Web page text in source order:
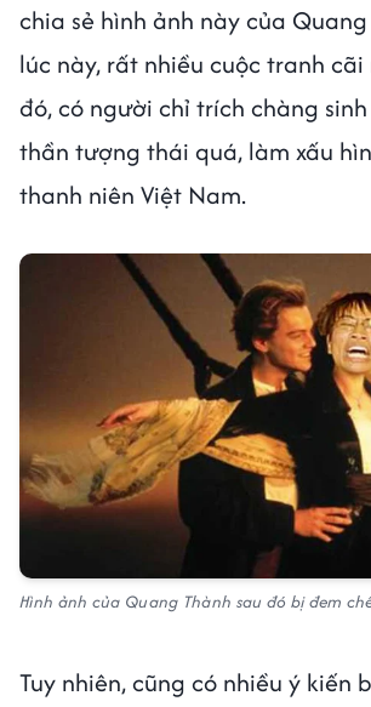
chia sẻ hình ảnh này của
lúc này, rất nhiều cuộc tranh cãi
đó, có người chỉ trích chàng
thần tượng thái quá, làm xấu
thanh niên Việt Nam.
Hình ảnh của Quang Thành sau đó bị đem
Tuy nhiên, cũng có nhiều ý kiến